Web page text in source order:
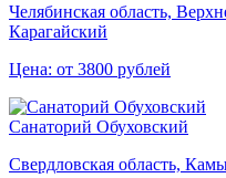
Челябинская область,
Карагайский
Цена: от 3800 рублей
Санаторий Обуховский
Свердловская область,